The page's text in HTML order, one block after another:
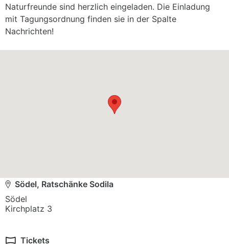
Naturfreunde sind herzlich eingeladen. Die Einladung
mit Tagungsordnung finden sie in der Spalte
Nachrichten!
Södel, Ratschänke Sodila
Södel
Kirchplatz 3
Tickets